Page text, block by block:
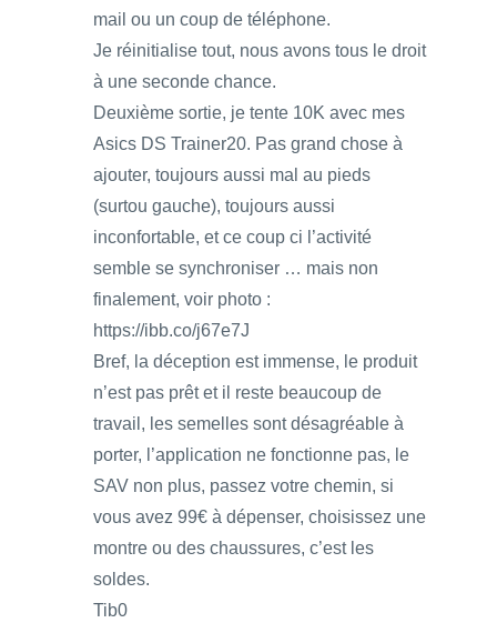
mail ou un coup de téléphone.
Je réinitialise tout, nous avons tous le droit
à une seconde chance.
Deuxième sortie, je tente 10K avec mes
Asics DS Trainer20. Pas grand chose à
ajouter, toujours aussi mal au pieds
(surtou gauche), toujours aussi
inconfortable, et ce coup ci l’activité
semble se synchroniser … mais non
finalement, voir photo :
https://ibb.co/j67e7J
Bref, la déception est immense, le produit
n’est pas prêt et il reste beaucoup de
travail, les semelles sont désagréable à
porter, l’application ne fonctionne pas, le
SAV non plus, passez votre chemin, si
vous avez 99€ à dépenser, choisissez une
montre ou des chaussures, c’est les
soldes.
Tib0